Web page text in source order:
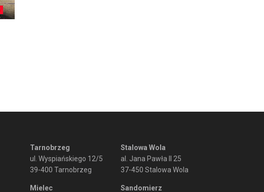
Tarnobrzeg
ul. Wyspiańskiego 12/5
39-400 Tarnobrzeg
Mielec
Stalowa Wola
al. Jana Pawła II 25
37-450 Stalowa Wola
Sandomierz